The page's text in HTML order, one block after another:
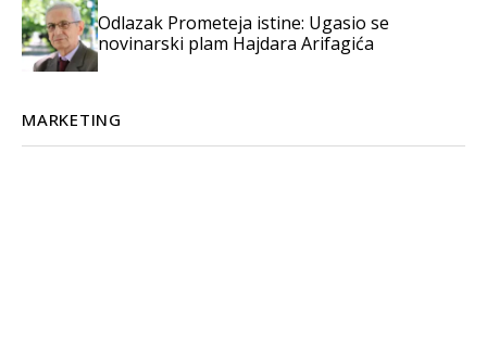
Odlazak Prometeja istine: Ugasio se
novinarski plam Hajdara Arifagića
MARKETING